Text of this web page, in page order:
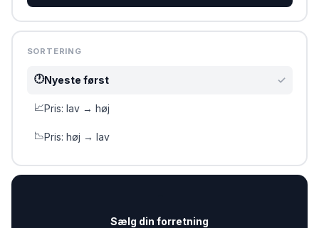
SORTERING
🕐Nyeste først ✓
📈Pris: lav → høj
📉Pris: høj → lav
Sælg din forretning